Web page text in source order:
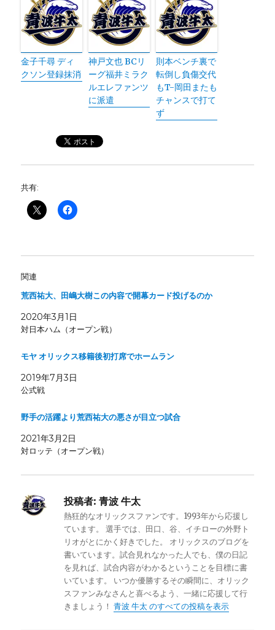
金子千尋 ディ
クソン登録抹消
神戸文也 BCリ
ーグ福井ミラク
ルエレファンツ
に派遣
則本ベンチ裏で
転倒し負傷交代
もT-岡田またも
チャンスで打て
ず
共有:
関連
荒西祐大、田嶋大樹この内容で開幕カード投げるのか
2020年3月1日
対日本ハム（オープン戦）
モヤ オリックス移籍後初打席でホームラン
2019年7月3日
公式戦
野手の活躍より荒西祐大の悪さが目立つ試合
2021年3月2日
対ロッテ（オープン戦）
投稿者: 青波 牛太
熱狂的なオリックスファンです。1993年から応援し
ています。 選手では、田口、谷、イチローの外野ト
リオがとにかく好きでした。 オリックスのブログを
書いています。試合見れなかった人でも、僕の日記
を見れば、試合内容がわかるということを目標に書
いています。 いつか優勝するその瞬間に、オリック
スファンみなさんと喜べるよう、一緒に応援して行
きましょう！青波 牛太 のすべての投稿を表示